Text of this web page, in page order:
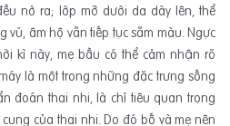
nở ra; lớp mỡ dưới da dày lên, thể
vú, âm hộ vẫn tiếp tục sẫm màu. Ngực
kì này, mẹ bầu có thể cảm nhận rõ
là một trong những đặc trưng sống
đoán thai nhi, là chỉ tiêu quan trọng
của thai nhi. Do đó bố và mẹ nên